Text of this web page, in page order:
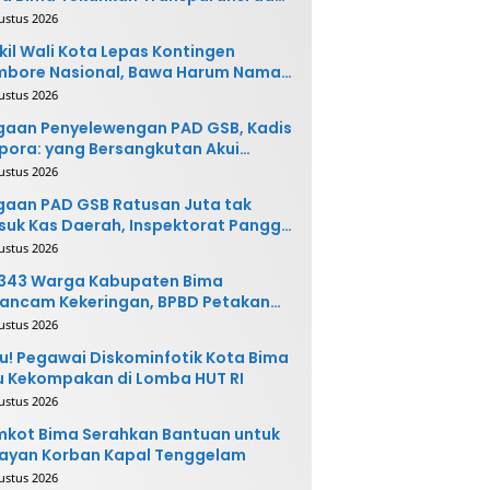
2026
Wali Kota Lepas Kontingen
Nasional, Bawa Harum Nama
Bima
2026
Penyelewengan PAD GSB, Kadis
yang Bersangkutan Akui
dan Siap
2026
PAD GSB Ratusan Juta tak
Kas Daerah, Inspektorat Panggil
Terkait
2026
Warga Kabupaten Bima
Kekeringan, BPBD Petakan
Rawan
2026
Pegawai Diskominfotik Kota Bima
Kekompakan di Lomba HUT RI
2026
Bima Serahkan Bantuan untuk
Korban Kapal Tenggelam
2026